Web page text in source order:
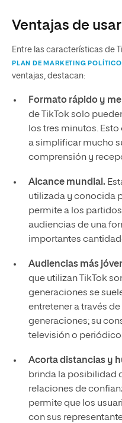
Ventajas de
Entre las características de
PLAN DE MARKETING POLÍTICO
ventajas, destacan:
Formato rápido y
de TikTok solo
los tres minutos.
a simplificar mucho
comprensión y
Alcance mundial.
utilizada y conocida
permite a los
audiencias de una
importantes
Audiencias más
que utilizan TikTok
generaciones se
entretener a través
generaciones; su
televisión o
Acorta distancias y
brinda la posibilidad
relaciones de
permite que los
con sus